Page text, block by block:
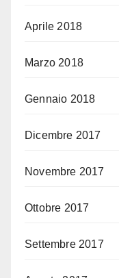
Aprile 2018
Marzo 2018
Gennaio 2018
Dicembre 2017
Novembre 2017
Ottobre 2017
Settembre 2017